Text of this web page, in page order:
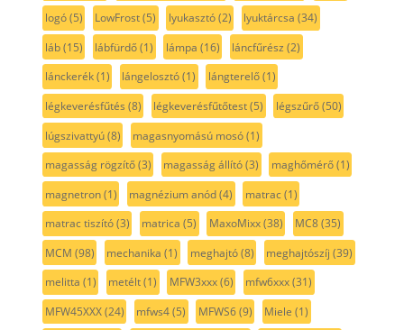
logó(5) LowFrost(5) lyukasztó(2) lyuktárcsa (34)
láb(15) lábfürdő(1) lámpa (16) láncfűrész (2)
lánckerék(1) lángelosztó(1) lángterelő(1)
légkeverésfűtés (8) légkeverésfűtőtest(5) légszűrő(50)
lúgszivattyú(8) magasnyomású mosó(1)
magasság rögzítő(3) magasság állító(3) maghőmérő(1)
magnetron(1) magnézium anód(4) matrac(1)
matrac tiszító(3) matrica (5) MaxoMixx(38) MC8(35)
MCM (98) mechanika (1) meghajtó(8) meghajtószíj (39)
melitta (1) metélt(1) MFW3xxx(6) mfw6xxx(31)
MFW45XXX(24) mfws4(5) MFWS6(9) Miele (1)